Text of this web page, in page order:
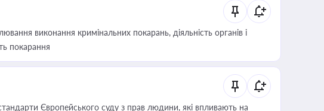
виконання кримінальних покарань, діяльність органів і
покарання
Європейського суду з прав людини, які впливають на